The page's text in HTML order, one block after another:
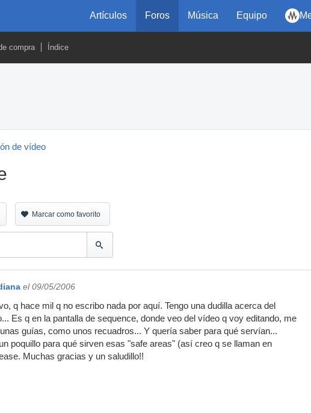
Artículos Foros Música Equipo
compra Índice
de vídeo
Marcar como favorito
el 09/05/2006
q hace mil q no escribo nada por aquí. Tengo una dudilla acerca del
Es q en la pantalla de sequence, donde veo del vídeo q voy editando, me
guías, como unos recuadros... Y quería saber para qué servían...
poquillo para qué sirven esas "safe areas" (así creo q se llaman en
Muchas gracias y un saludillo!!